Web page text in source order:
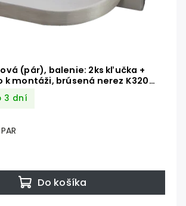
(pár), balenie: 2ks kľučka +
k montáži, brúsená nerez K320
3 dní
Do košíka